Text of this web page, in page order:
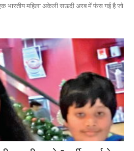
भारतीय महिला अकेली सऊदी अरब में फंस गई है जो